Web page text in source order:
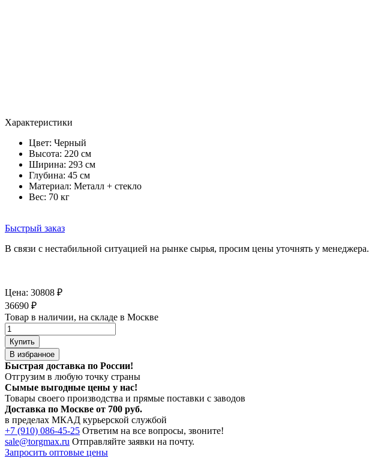
Характеристики
Цвет: Черный
Высота: 220 см
Ширина: 293 см
Глубина: 45 см
Материал: Металл + стекло
Вес: 70 кг
Быстрый заказ
В связи с нестабильной ситуацией на рынке сырья, просим цены уточнять у менеджера.
Цена: 30808 ₽
36690 ₽
Товар в наличии, на складе в Москве
Купить
В избранное
Быстрая доставка по России!
Отгрузим в любую точку страны
Сымые выгодные цены у нас!
Товары своего производства и прямые поставки с заводов
Доставка по Москве от 700 руб.
в пределах МКАД курьерской службой
+7 (910) 086-45-25 Ответим на все вопросы, звоните!
sale@torgmax.ru Отправляйте заявки на почту.
Запросить оптовые цены